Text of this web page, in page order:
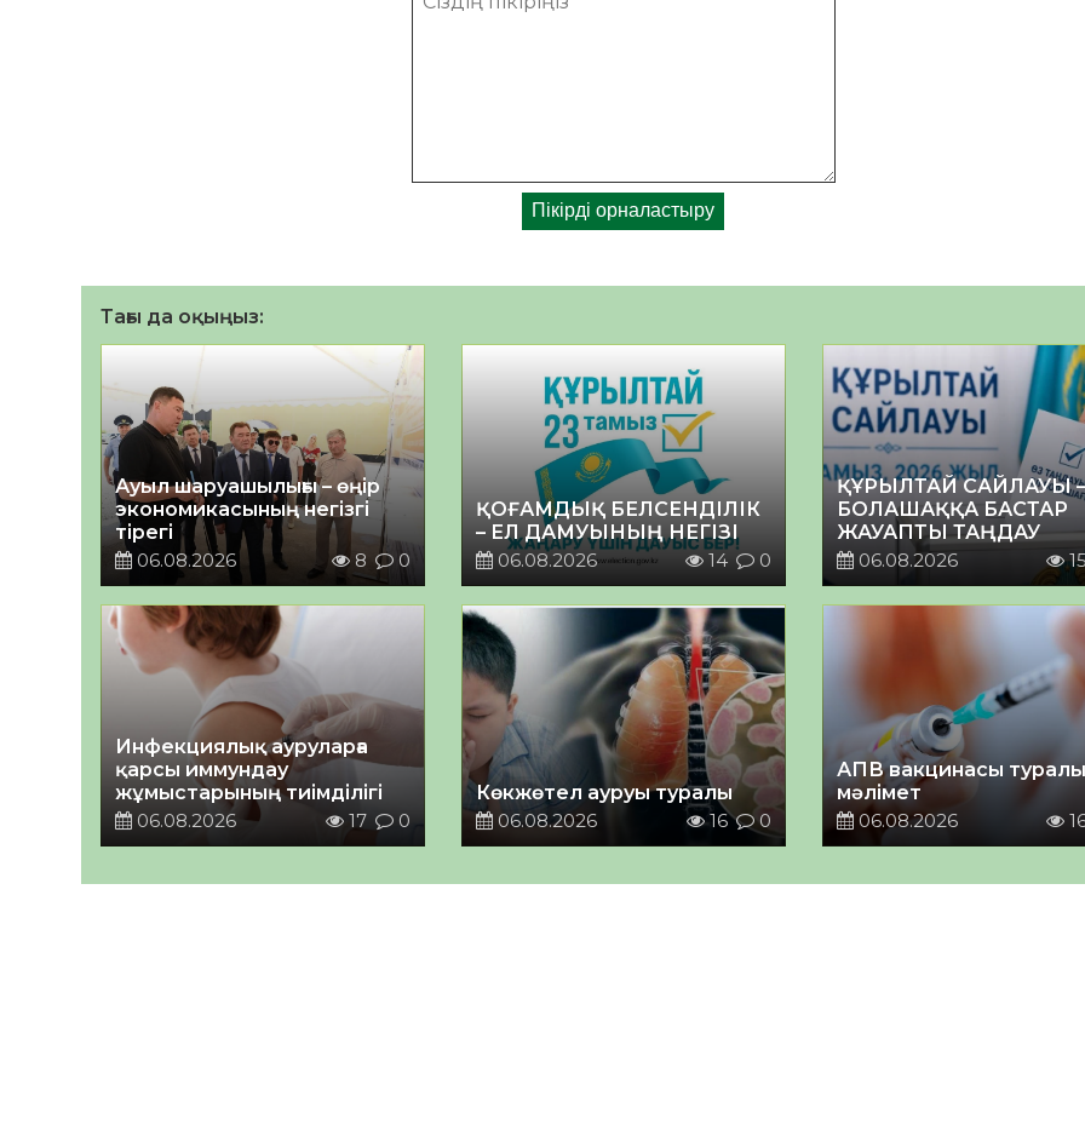
Тағы да оқыңыз:
Ауыл шаруашылығы – өңір
экономикасының негізгі
тірегі
06.08.2026
8 0
ҚОҒАМДЫҚ БЕЛСЕНДІЛІК
– ЕЛ ДАМУЫНЫҢ НЕГІЗІ
06.08.2026
14 0
ҚҰРЫЛТАЙ САЙЛАУЫ –
БОЛАШАҚҚА БАСТАР
ЖАУАПТЫ ТАҢДАУ
06.08.2026
15
Инфекциялық ауруларға
қарсы иммундау
жұмыстарының тиімділігі
06.08.2026
17 0
Көкжөтел ауруы туралы
06.08.2026
16 0
АПВ вакцинасы туралы
мәлімет
06.08.2026